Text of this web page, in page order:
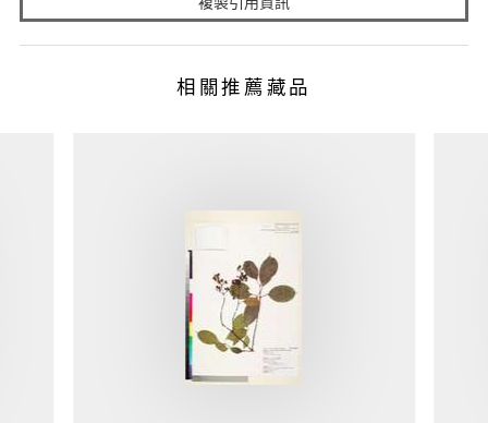
相關推薦藏品